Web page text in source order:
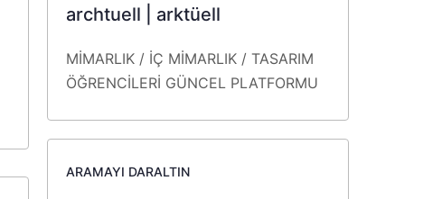
archtuell | arktüell
MİMARLIK / İÇ MİMARLIK / TASARIM
ÖĞRENCİLERİ GÜNCEL PLATFORMU
ARAMAYI DARALTIN